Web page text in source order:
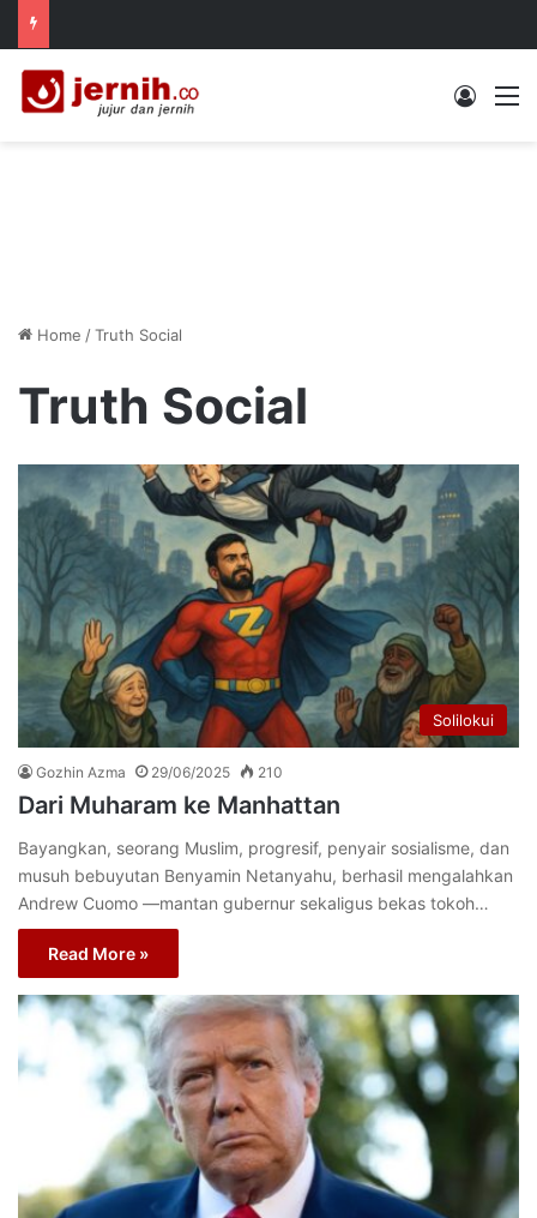
Log In
Home /Truth Social
Truth Social
Solilokui
Gozhin Azma 29/06/2025 210
Dari Muharam ke Manhattan
Bayangkan, seorang Muslim, progresif, penyair sosialisme, dan
musuh bebuyutan Benyamin Netanyahu, berhasil mengalahkan
Andrew Cuomo —mantan gubernur sekaligus bekas tokoh…
Read More »